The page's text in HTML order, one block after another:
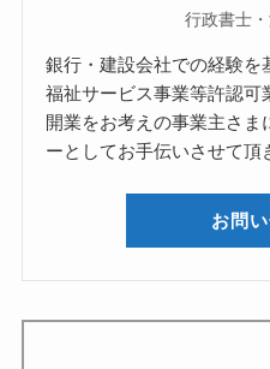
行政書士
銀行・建設会社での経験を
福祉サービス事業等許認可
開業をお考えの事業主さま
ーとしてお手伝いさせて頂
お問